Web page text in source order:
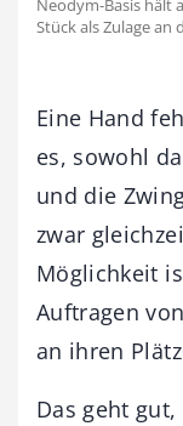
Neodym-Basis hält
Stück als Zulage an
Eine Hand
es, sowohl
und die
zwar
Möglichkeit
Auftragen
an ihren
Das geht